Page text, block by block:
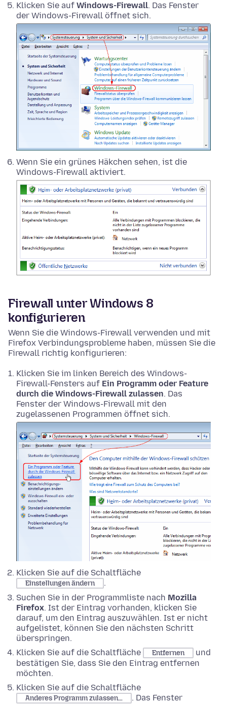
Klicken Sie auf Windows-Firewall. Das Fenster
der Windows-Firewall öffnet sich.
Wenn Sie ein grünes Häkchen sehen, ist die
Windows-Firewall aktiviert.
Firewall unter Windows 8
konfigurieren
Wenn Sie die Windows-Firewall verwenden und mit
Firefox Verbindungsprobleme haben, müssen Sie die
Firewall richtig konfigurieren:
Klicken Sie im linken Bereich des Windows-
Firewall-Fensters auf Ein Programm oder Feature
durch die Windows-Firewall zulassen. Das
Fenster der Windows-Firewall mit den
zugelassenen Programmen öffnet sich.
Klicken Sie auf die Schaltfläche
Einstellungen ändern
.
Suchen Sie in der Programmliste nach Mozilla
Firefox. Ist der Eintrag vorhanden, klicken Sie
darauf, um den Eintrag auszuwählen. Ist er nicht
aufgelistet, können Sie den nächsten Schritt
überspringen.
Klicken Sie auf die Schaltfläche
Entfernen
und
bestätigen Sie, dass Sie den Eintrag entfernen
möchten.
Klicken Sie auf die Schaltfläche
Anderes Programm zulassen…
. Das Fenster